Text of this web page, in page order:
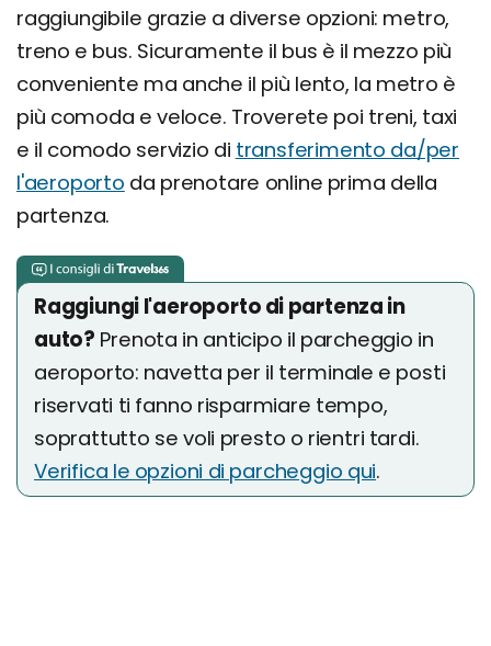
raggiungibile grazie a diverse opzioni: metro,
treno e bus. Sicuramente il bus è il mezzo più
conveniente ma anche il più lento, la metro è
più comoda e veloce. Troverete poi treni, taxi
e il comodo servizio di transferimento da/per
l'aeroporto da prenotare online prima della
partenza.
Raggiungi l'aeroporto di partenza in
auto? Prenota in anticipo il parcheggio in
aeroporto: navetta per il terminale e posti
riservati ti fanno risparmiare tempo,
soprattutto se voli presto o rientri tardi.
Verifica le opzioni di parcheggio qui.